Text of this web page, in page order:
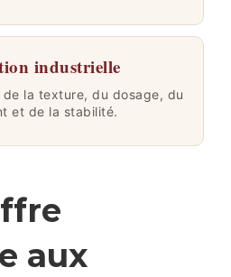
industrielle
la texture, du dosage, du
et de la stabilité.
aux